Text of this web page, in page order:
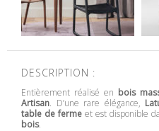
DESCRIPTION :
Entièrement réalisé en bois
Artisan. D’une rare élégance,
table de ferme et est disponible
bois.